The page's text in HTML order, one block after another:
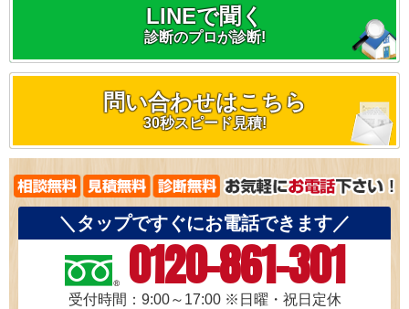
LINEで聞く
診断のプロが診断!
問い合わせはこちら
30秒スピード見積!
＼タップですぐにお電話できます／
0120-861-301
受付時間：9:00～17:00 ※日曜・祝日定休